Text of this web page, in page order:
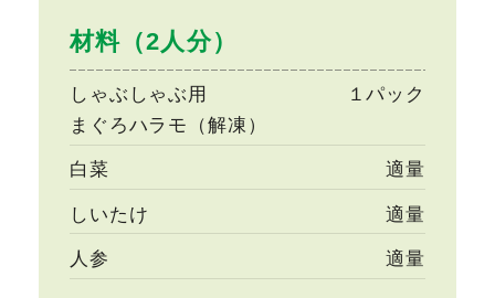
材料（2人分）
しゃぶしゃぶ用
まぐろハラモ（解凍）
１パック
白菜 適量
しいたけ 適量
人参 適量